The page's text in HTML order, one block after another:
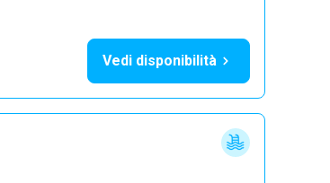
Vedi disponibilità